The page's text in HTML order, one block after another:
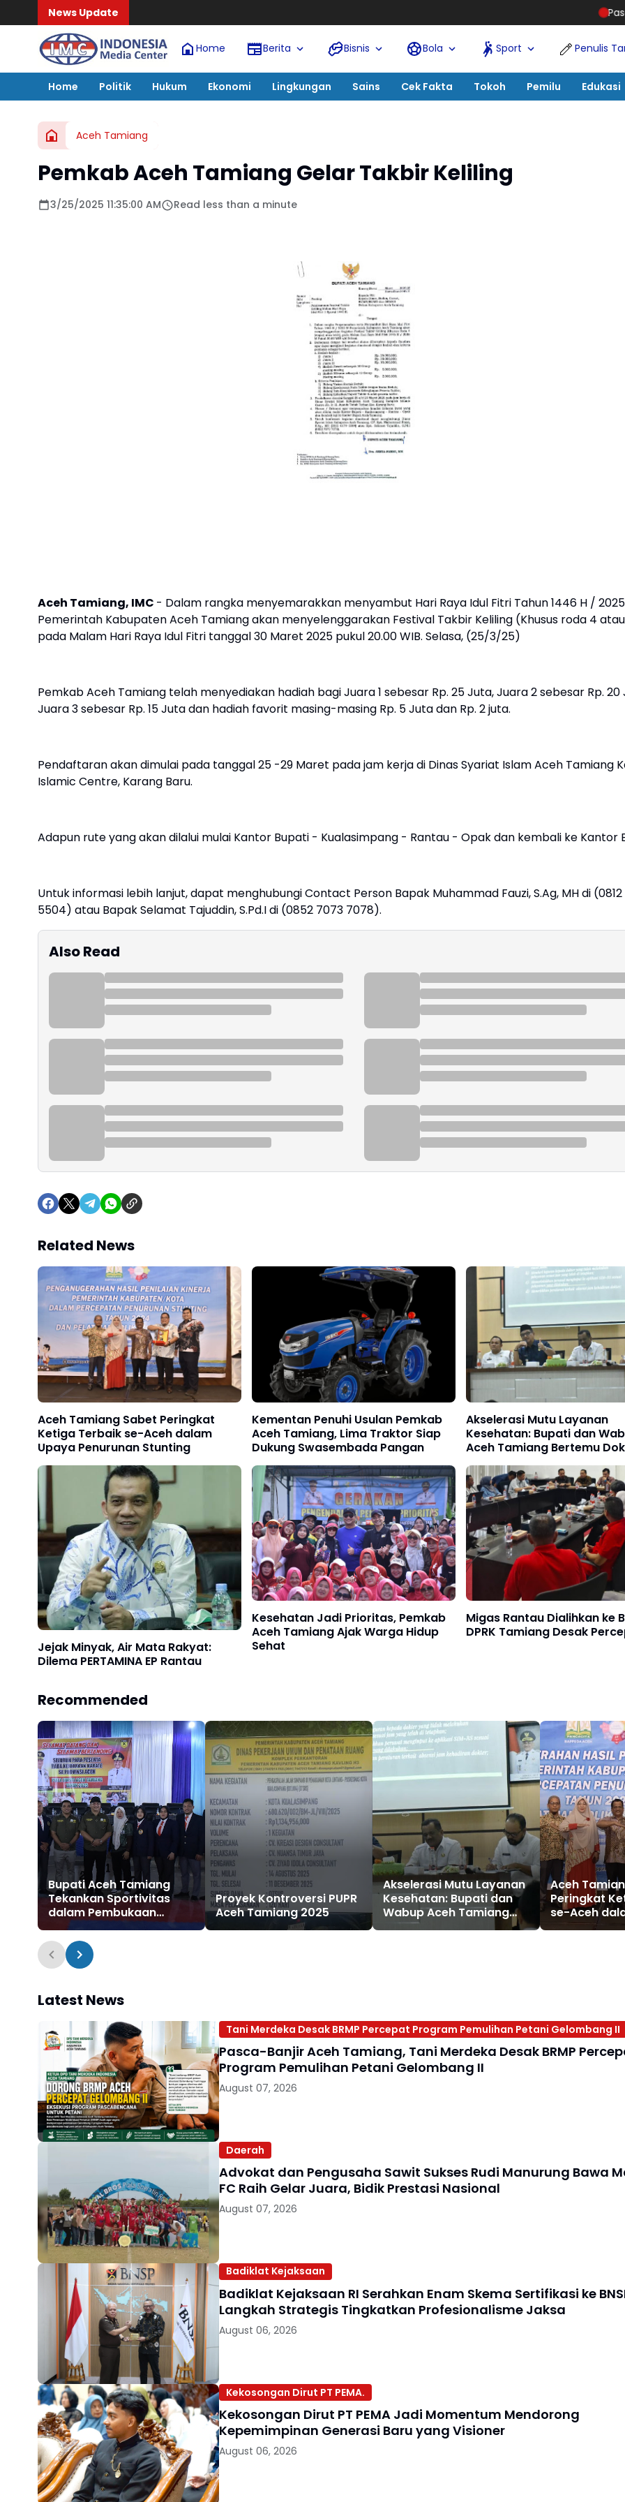
News Update Pasca-Banjir Aceh
Home Berita Bisnis Bola Sport Penulis
Home Politik Hukum Ekonomi Lingkungan Sains Cek Fakta Tokoh Pemilu Edukasi
Aceh Tamiang
Pemkab Aceh Tamiang Gelar Takbir Keliling
3/25/2025 11:35:00 AM Read less than a minute
Aceh Tamiang, IMC - Dalam rangka menyemarakkan menyambut Hari Raya Idul Fitri Tahun 1446 H /
Pemerintah Kabupaten Aceh Tamiang akan menyelenggarakan Festival Takbir Keliling (Khusus roda 4
pada Malam Hari Raya Idul Fitri tanggal 30 Maret 2025 pukul 20.00 WIB. Selasa, (25/3/25)
Pemkab Aceh Tamiang telah menyediakan hadiah bagi Juara 1 sebesar Rp. 25 Juta, Juara 2 sebesar Rp. 20
Juara 3 sebesar Rp. 15 Juta dan hadiah favorit masing-masing Rp. 5 Juta dan Rp. 2 juta.
Pendaftaran akan dimulai pada tanggal 25 -29 Maret pada jam kerja di Dinas Syariat Islam Aceh Tamiang
Islamic Centre, Karang Baru.
Adapun rute yang akan dilalui mulai Kantor Bupati - Kualasimpang - Rantau - Opak dan kembali ke Kantor
Untuk informasi lebih lanjut, dapat menghubungi Contact Person Bapak Muhammad Fauzi, S.Ag, MH di (0812
5504) atau Bapak Selamat Tajuddin, S.Pd.I di (0852 7073 7078).
Also Read
Related News
Aceh Tamiang Sabet Peringkat
Ketiga Terbaik se-Aceh dalam
Upaya Penurunan Stunting
Kementan Penuhi Usulan Pemkab
Aceh Tamiang, Lima Traktor Siap
Dukung Swasembada Pangan
Akselerasi Mutu Layanan
Kesehatan: Bupati dan
Aceh Tamiang Bertemu
Nakes
Jejak Minyak, Air Mata Rakyat:
Dilema PERTAMINA EP Rantau
Kesehatan Jadi Prioritas, Pemkab
Aceh Tamiang Ajak Warga Hidup
Sehat
Migas Rantau Dialihkan ke
DPRK Tamiang Desak
Recommended
Bupati Aceh Tamiang
Tekankan Sportivitas
dalam Pembukaan
Kejuaraan Karate Se-
Aceh
Proyek Kontroversi PUPR
Aceh Tamiang 2025
Akselerasi Mutu Layanan
Kesehatan: Bupati dan
Wabup Aceh Tamiang
Bertemu Dokter dan
Aceh
Peringkat
se-Aceh
Penurunan
Latest News
Tani Merdeka Desak BRMP Percepat Program Pemulihan Petani Gelombang II
Pasca-Banjir Aceh Tamiang, Tani Merdeka Desak BRMP
Program Pemulihan Petani Gelombang II
August 07, 2026
Daerah
Advokat dan Pengusaha Sawit Sukses Rudi Manurung Bawa
FC Raih Gelar Juara, Bidik Prestasi Nasional
August 07, 2026
Badiklat Kejaksaan
Badiklat Kejaksaan RI Serahkan Enam Skema Sertifikasi ke
Langkah Strategis Tingkatkan Profesionalisme Jaksa
August 06, 2026
Kekosongan Dirut PT PEMA.
Kekosongan Dirut PT PEMA Jadi Momentum Mendorong
Kepemimpinan Generasi Baru yang Visioner
August 06, 2026